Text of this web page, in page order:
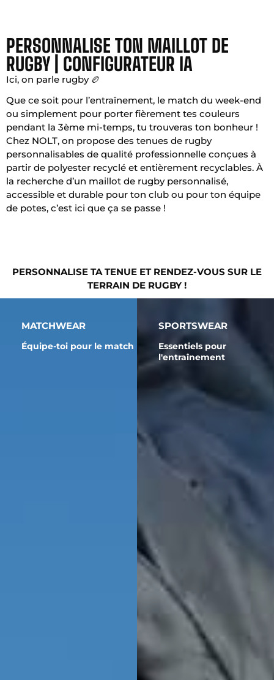
PERSONNALISE TON MAILLOT DE
RUGBY | CONFIGURATEUR IA
Ici, on parle rugby 🏉
Que ce soit pour l’entraînement, le match du week-end
ou simplement pour porter fièrement tes couleurs
pendant la 3ème mi-temps, tu trouveras ton bonheur !
Chez NOLT, on propose des tenues de rugby
personnalisables de qualité professionnelle conçues à
partir de polyester recyclé et entièrement recyclables. À
la recherche d’un maillot de rugby personnalisé,
accessible et durable pour ton club ou pour ton équipe
de potes, c’est ici que ça se passe !
PERSONNALISE TA TENUE ET RENDEZ-VOUS SUR LE
TERRAIN DE RUGBY !
MATCHWEAR
Équipe-toi pour le match
SPORTSWEAR
Essentiels pour
l'entraînement